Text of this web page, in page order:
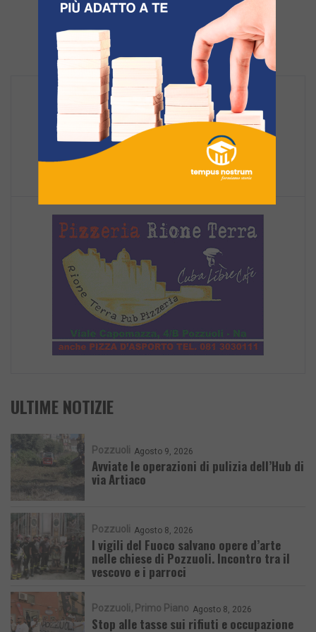
ULTIME NOTIZIE
Pozzuoli Agosto 9, 2026
Avviate le operazioni di pulizia dell’Hub di
via Artiaco
Pozzuoli Agosto 8, 2026
I vigili del Fuoco salvano opere d’arte
nelle chiese di Pozzuoli. Incontro tra il
vescovo e i parroci
Pozzuoli Primo Piano Agosto 8, 2026
Stop alle tasse sui rifiuti e occupazione